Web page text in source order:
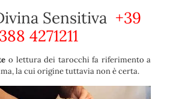
Sensitiva +39
388 4271211
o lettura dei tarocchi fa riferimento a
la cui origine tuttavia non è certa.